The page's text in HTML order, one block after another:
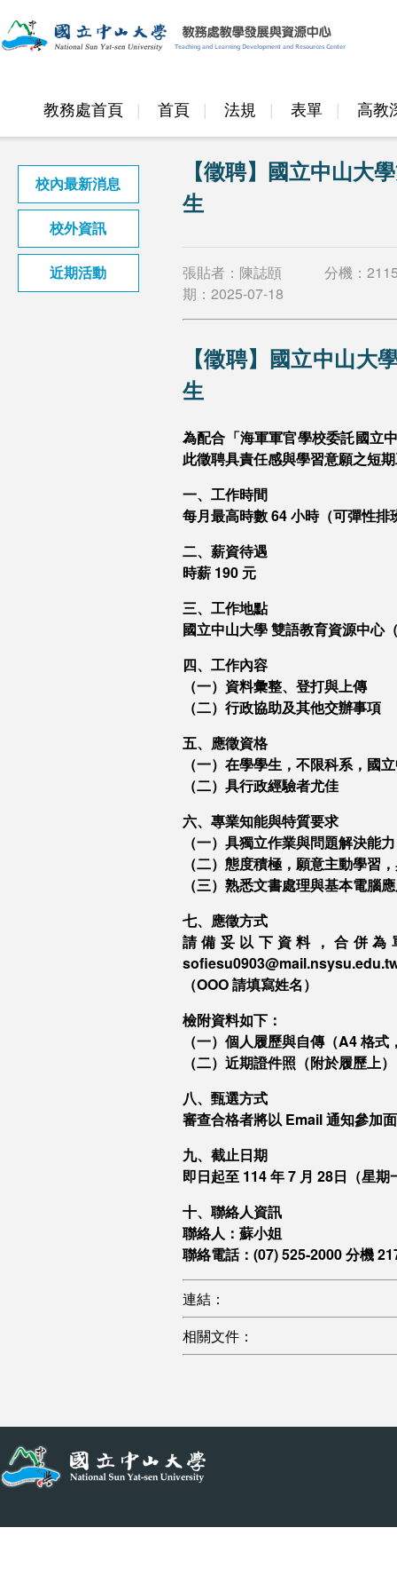
教務處首頁 首頁 法規 表單 高教
邁頂計畫
校內最新消息
校外資訊
近期活動
【徵聘】國立中山大
生
張貼者：陳誌頤 分機：
期： 2025-07-18
【徵聘】國立中山大
生
為配合「海軍軍官學校委託國立
此徵聘具責任感與學習意願之短
一、工作時間
每月最高時數 64 小時（可彈性排
二、薪資待遇
時薪 190 元
三、工作地點
國立中山大學 雙語教育資源中心
四、工作內容
（一）資料彙整、登打與上傳
（二）行政協助及其他交辦事項
五、應徵資格
（一）在學學生，不限科系，國
（二）具行政經驗者尤佳
六、專業知能與特質要求
（一）具獨立作業與問題解決能
（二）態度積極，願意主動學習
（三）熟悉文書處理與基本電
七、應徵方式
請備妥以下資料，合併為
（OOO 請填寫姓名）
檢附資料如下：
（一）個人履歷與自傳（A4 格
（二）近期證件照（附於履歷上）
八、甄選方式
審查合格者將以 Email 通知參加
九、截止日期
即日起至 114 年 7 月 28日（星期
十、聯絡人資訊
聯絡人：蘇小姐
聯絡電話：(07) 525-2000 分機
連結：
相關文件：